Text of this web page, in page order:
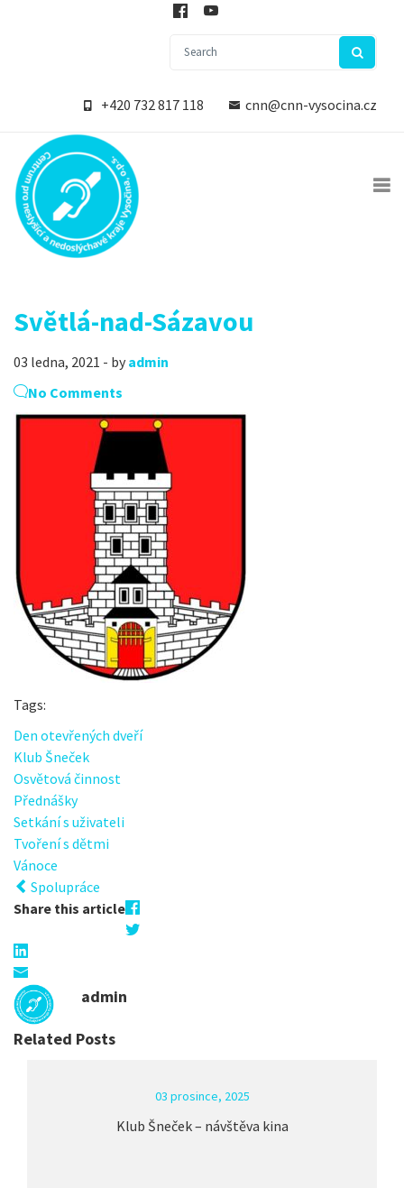
+420 732 817 118 cnn@cnn-vysocina.cz
Světlá-nad-Sázavou
03 ledna, 2021 - by admin
No Comments
Tags:
Den otevřených dveří
Klub Šneček
Osvětová činnost
Přednášky
Setkání s uživateli
Tvoření s dětmi
Vánoce
Spolupráce
Share this article
admin
Related Posts
03 prosince, 2025
Klub Šneček – návštěva kina